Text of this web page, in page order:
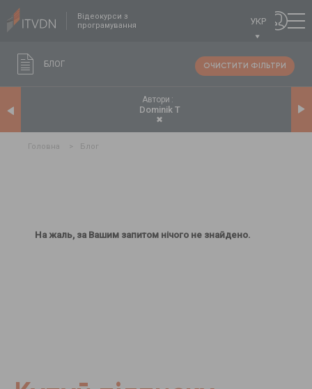
Відеокурси з
програмування
УКР
БЛОГ ОЧИСТИТИ ФІЛЬТРИ
Автори
Dominik T
✖
Головна > Блог
На жаль, за Вашим запитом нічого не знайдено.